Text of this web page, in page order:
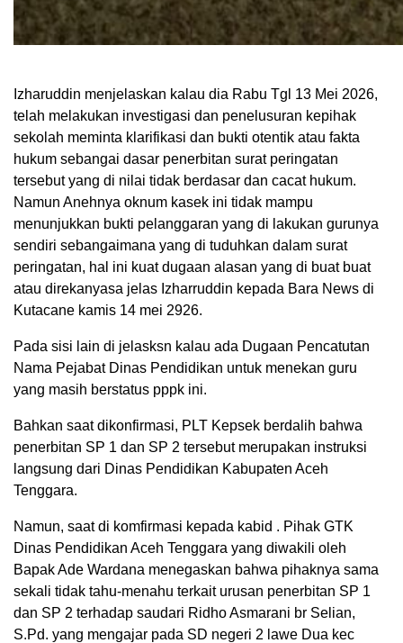
Izharuddin menjelaskan kalau dia Rabu Tgl 13 Mei 2026,
telah melakukan investigasi dan penelusuran kepihak
sekolah meminta klarifikasi dan bukti otentik atau fakta
hukum sebangai dasar penerbitan surat peringatan
tersebut yang di nilai tidak berdasar dan cacat hukum.
Namun Anehnya oknum kasek ini tidak mampu
menunjukkan bukti pelanggaran yang di lakukan gurunya
sendiri sebangaimana yang di tuduhkan dalam surat
peringatan, hal ini kuat dugaan alasan yang di buat buat
atau direkanyasa jelas Izharruddin kepada Bara News di
Kutacane kamis 14 mei 2926.
Pada sisi lain di jelasksn kalau ada Dugaan Pencatutan
Nama Pejabat Dinas Pendidikan untuk menekan guru
yang masih berstatus pppk ini.
Bahkan saat dikonfirmasi, PLT Kepsek berdalih bahwa
penerbitan SP 1 dan SP 2 tersebut merupakan instruksi
langsung dari Dinas Pendidikan Kabupaten Aceh
Tenggara.
Namun, saat di komfirmasi kepada kabid . Pihak GTK
Dinas Pendidikan Aceh Tenggara yang diwakili oleh
Bapak Ade Wardana menegaskan bahwa pihaknya sama
sekali tidak tahu-menahu terkait urusan penerbitan SP 1
dan SP 2 terhadap saudari Ridho Asmarani br Selian,
S.Pd. yang mengajar pada SD negeri 2 lawe Dua kec